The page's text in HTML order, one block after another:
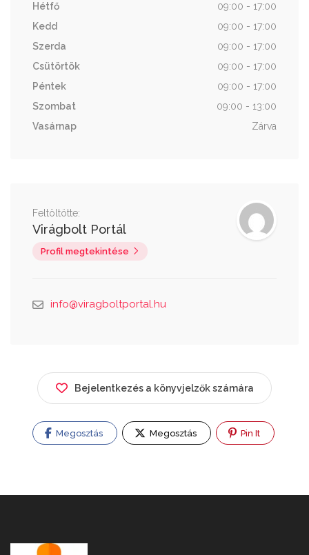
Hétfő
09:00 - 17:00
Kedd
09:00 - 17:00
Szerda
09:00 - 17:00
Csütörtök
09:00 - 17:00
Péntek
09:00 - 17:00
Szombat
09:00 - 13:00
Vasárnap
Zárva
Feltöltötte:
Virágbolt Portál
Profil megtekintése
info@viragboltportal.hu
Bejelentkezés a könyvjelzők számára
Megosztás Megosztás Pin It